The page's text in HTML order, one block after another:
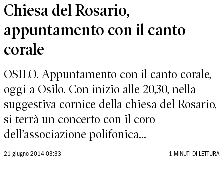
Chiesa del Rosario,
appuntamento con il canto
corale
OSILO. Appuntamento con il canto corale,
oggi a Osilo. Con inizio alle 20,30, nella
suggestiva cornice della chiesa del Rosario,
si terrà un concerto con il coro
dell’associazione polifonica...
21 giugno 2014 03:33 1 MINUTI DI LETTURA